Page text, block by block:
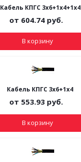
Кабель КПГС 3х6+1х4+1х4
от 604.74руб.
В корзину
Кабель КПГС 3х6+1х4
от 553.93руб.
В корзину